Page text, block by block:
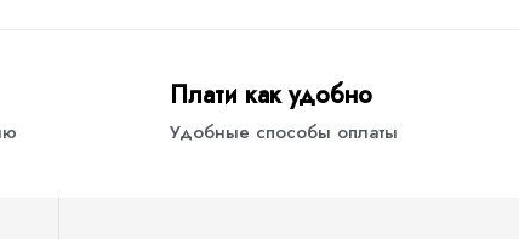
Плати как удобно
Удобные способы оплаты